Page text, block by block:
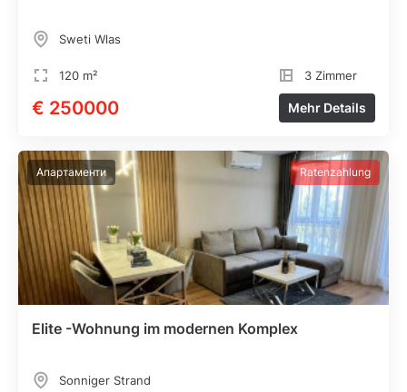
Sweti Wlas
120 m² 3 Zimmer
€ 250000 Mehr Details
Апартаменти Ratenzahlung
Elite -Wohnung im modernen Komplex
Sonniger Strand